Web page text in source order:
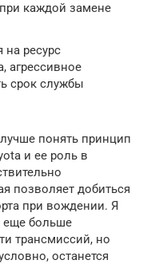
каждой замене
на ресурс
агрессивное
срок службы
понять принцип
и ее роль в
позволяет добиться
при вождении. Я
еще больше
трансмиссий, но
останется